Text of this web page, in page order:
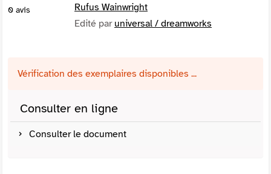
0 avis
Rufus Wainwright
Edité par universal / dreamworks
Vérification des exemplaires disponibles ...
Consulter en ligne
Consulter le document